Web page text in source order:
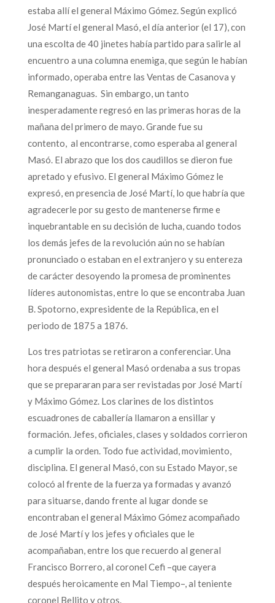
estaba allí el general Máximo Gómez. Según explicó
José Martí el general Masó, el día anterior (el 17), con
una escolta de 40 jinetes había partido para salirle al
encuentro a una columna enemiga, que según le habían
informado, operaba entre las Ventas de Casanova y
Remanganaguas. Sin embargo, un tanto
inesperadamente regresó en las primeras horas de la
mañana del primero de mayo. Grande fue su
contento, al encontrarse, como esperaba al general
Masó. El abrazo que los dos caudillos se dieron fue
apretado y efusivo. El general Máximo Gómez le
expresó, en presencia de José Martí, lo que habría que
agradecerle por su gesto de mantenerse firme e
inquebrantable en su decisión de lucha, cuando todos
los demás jefes de la revolución aún no se habían
pronunciado o estaban en el extranjero y su entereza
de carácter desoyendo la promesa de prominentes
líderes autonomistas, entre lo que se encontraba Juan
B. Spotorno, expresidente de la República, en el
periodo de 1875 a 1876.
Los tres patriotas se retiraron a conferenciar. Una
hora después el general Masó ordenaba a sus tropas
que se prepararan para ser revistadas por José Martí
y Máximo Gómez. Los clarines de los distintos
escuadrones de caballería llamaron a ensillar y
formación. Jefes, oficiales, clases y soldados corrieron
a cumplir la orden. Todo fue actividad, movimiento,
disciplina. El general Masó, con su Estado Mayor, se
colocó al frente de la fuerza ya formadas y avanzó
para situarse, dando frente al lugar donde se
encontraban el general Máximo Gómez acompañado
de José Martí y los jefes y oficiales que le
acompañaban, entre los que recuerdo al general
Francisco Borrero, al coronel Cefi –que cayera
después heroicamente en Mal Tiempo–, al teniente
coronel Bellito y otros.